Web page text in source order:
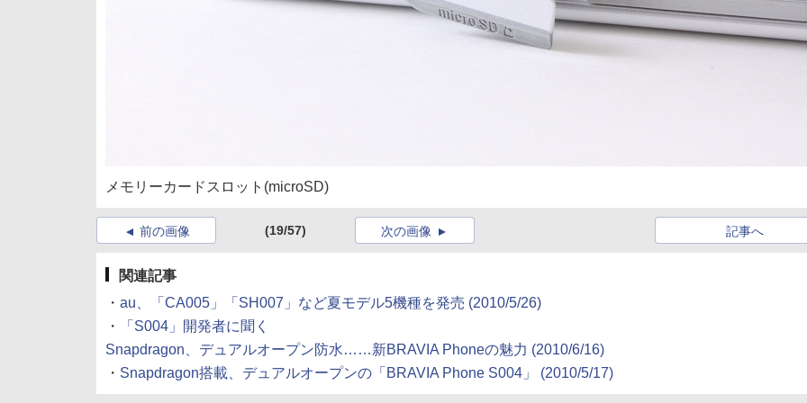
メモリーカードスロット(microSD)
前の画像 (19/57) 記事へ
次の画像
関連記事
・ au、「CA005」「SH007」など夏モデル5機種を発売 (2010/5/26)
・
「S004」開発者に聞く
Snapdragon、デュアルオープン防水……新BRAVIA Phoneの魅力 (2010/6/16)
・ Snapdragon搭載、デュアルオープンの「BRAVIA Phone S004」 (2010/5/17)